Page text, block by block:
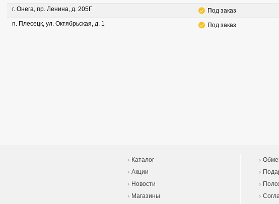
г. Онега, пр. Ленина, д. 205Г
Под заказ
п. Плесецк, ул. Октябрьская, д. 1
Под заказ
Каталог
Акции
Новости
Магазины